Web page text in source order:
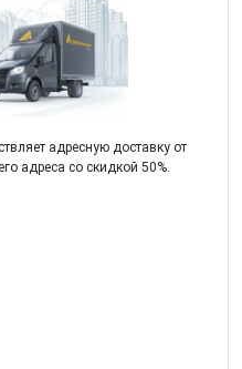
адресную доставку от
адреса со скидкой 50%.